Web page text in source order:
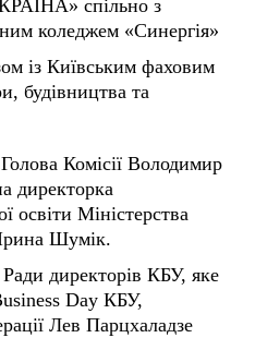
із Київським фаховим
будівництва та
Комісії Володимир
освіти Міністерства
Шумік.
директорів КБУ, яке
Day КБУ,
Лев Парцхаладзе
активність бізнесу —
близько трьохсот